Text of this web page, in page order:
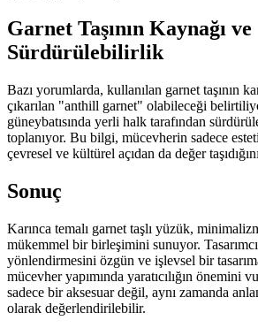
Garnet Taşının Kaynağı ve
Sürdürülebilirlik
Bazı yorumlarda, kullanılan garnet taşının
çıkarılan "anthill garnet" olabileceği
güneybatısında yerli halk tarafından
toplanıyor. Bu bilgi, mücevherin sadece
çevresel ve kültürel açıdan da değer
Sonuç
Karınca temalı garnet taşlı yüzük,
mükemmel bir birleşimini sunuyor.
yönlendirmesini özgün ve işlevsel bir
mücevher yapımında yaratıcılığın önemini
sadece bir aksesuar değil, aynı zamanda
olarak değerlendirilebilir.